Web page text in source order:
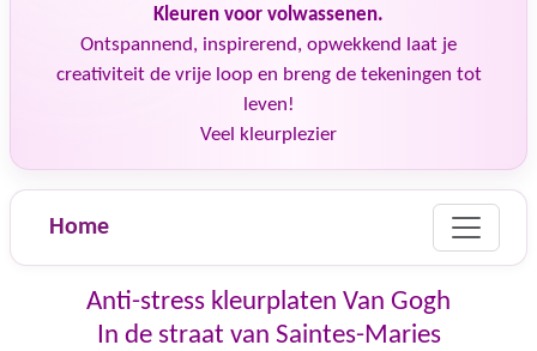
Kleuren voor volwassenen.
Ontspannend, inspirerend, opwekkend laat je
creativiteit de vrije loop en breng de tekeningen tot
leven!
Veel kleurplezier
Home
Anti-stress kleurplaten Van Gogh
In de straat van Saintes-Maries